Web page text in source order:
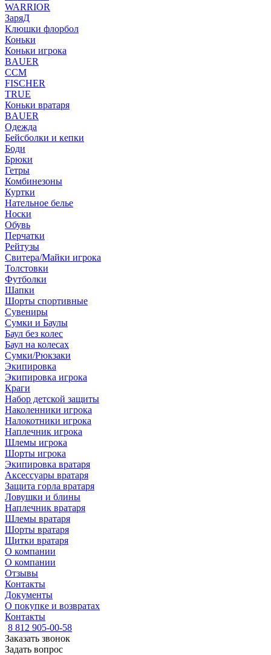
WARRIOR
ЗаряД
Клюшки флорбол
Коньки
Коньки игрока
BAUER
CCM
FISCHER
TRUE
Коньки вратаря
BAUER
Одежда
Бейсболки и кепки
Боди
Брюки
Гетры
Комбинезоны
Куртки
Нательное белье
Носки
Обувь
Перчатки
Рейтузы
Свитера/Майки игрока
Толстовки
Футболки
Шапки
Шорты спортивные
Сувениры
Сумки и Баулы
Баул без колес
Баул на колесах
Сумки/Рюкзаки
Экипировка
Экипировка игрока
Краги
Набор детской защиты
Наколенники игрока
Налокотники игрока
Наплечник игрока
Шлемы игрока
Шорты игрока
Экипировка вратаря
Аксессуары вратаря
Защита горла вратаря
Ловушки и блины
Наплечник вратаря
Шлемы вратаря
Шорты вратаря
Щитки вратаря
О компании
О компании
Отзывы
Контакты
Документы
О покупке и возвратах
Контакты
8 812 905-00-58
Заказать звонок
Задать вопрос